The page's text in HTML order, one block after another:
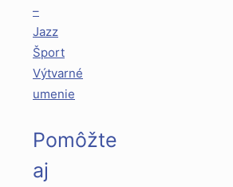
–
Jazz
Šport
Výtvarné
umenie
Pomôžte
aj